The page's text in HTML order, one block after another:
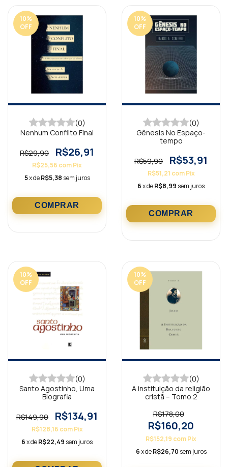
10%
OFF
(0)
Nenhum Conflito Final
R$29,90 R$26,91
R$25,56 comPix
5x deR$5,38 sem juros
10%
OFF
(0)
Gênesis No Espaço-
tempo
R$59,90 R$53,91
R$51,21 com Pix
6x deR$8,99 sem juros
10%
OFF
(0)
Santo Agostinho, Uma
Biografia
R$149,90 R$134,91
R$128,16 com Pix
6x deR$22,49 sem juros
10%
OFF
(0)
A instituição da religião
cristã – Tomo 2
R$178,00
R$160,20
R$152,19 comPix
6x deR$26,70 sem juros